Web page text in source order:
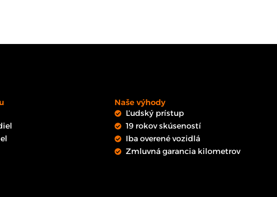
Naše výhody
Ľudský prístup
19 rokov skúseností
Iba overené vozidlá
Zmluvná garancia kilometrov